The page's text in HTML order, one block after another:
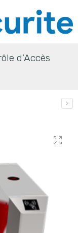
d’Accès